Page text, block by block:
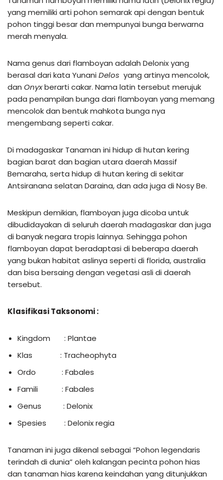
yang memiliki arti pohon semarak api dengan bentuk
pohon tinggi besar dan mempunyai bunga berwarna
merah menyala.
Nama genus dari flamboyan adalah Delonix yang
berasal dari kata YunaniDelos yang artinya mencolok,
dan Onyxberarti cakar. Nama latin tersebut merujuk
pada penampilan bunga dari flamboyan yang memang
mencolok dan bentuk mahkota bunga nya
mengembang seperti cakar.
Di madagaskar Tanaman ini hidup di hutan kering
bagian barat dan bagian utara daerah Massif
Bemaraha, serta hidup di hutan kering di sekitar
Antsiranana selatan Daraina, dan ada juga di Nosy Be.
Meskipun demikian, flamboyan juga dicoba untuk
dibudidayakan di seluruh daerah madagaskar dan juga
di banyak negara tropis lainnya. Sehingga pohon
flamboyan dapat beradaptasi di beberapa daerah
yang bukan habitat aslinya seperti di florida, australia
dan bisa bersaing dengan vegetasi asli di daerah
tersebut.
Klasifikasi Taksonomi:
Kingdom : Plantae
Klas : Tracheophyta
Ordo : Fabales
Famili : Fabales
Genus : Delonix
Spesies : Delonix regia
Tanaman ini juga dikenal sebagai “Pohon legendaris
terindah di dunia” oleh kalangan pecinta pohon hias
dan tanaman hias karena keindahan yang ditunjukkan